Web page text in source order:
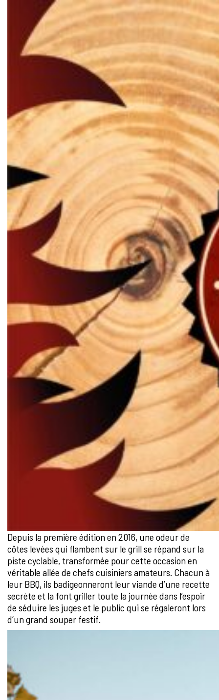
Depuis la première édition en 2016, une odeur de
côtes levées qui flambent sur le grill se répand sur la
piste cyclable, transformée pour cette occasion en
véritable allée de chefs cuisiniers amateurs. Chacun à
leur BBQ, ils badigeonneront leur viande d’une recette
secrète et la font griller toute la journée dans l’espoir
de séduire les juges et le public qui se régaleront lors
d’un grand souper festif.